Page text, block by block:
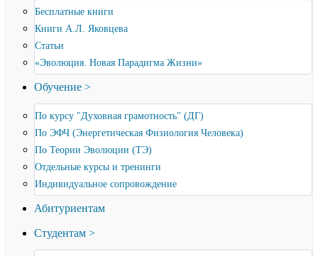
Бесплатные книги
Книги А.Л. Яковцева
Статьи
«Эволюция. Новая Парадигма Жизни»
Обучение >
По курсу "Духовная грамотность" (ДГ)
По ЭФЧ (Энергетическая Физиология Человека)
По Теории Эволюции (ТЭ)
Отдельные курсы и тренинги
Индивидуальное сопровождение
Абитуриентам
Студентам >